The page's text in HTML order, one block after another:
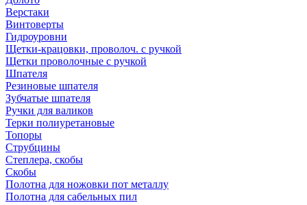
Верстаки
Винтоверты
Гидроуровни
Щетки-крацовки, проволоч. с ручкой
Щетки проволочные с ручкой
Шпателя
Резиновые шпателя
Зубчатые шпателя
Ручки для валиков
Терки полиуретановые
Топоры
Струбцины
Степлера, скобы
Скобы
Полотна для ножовки пот металлу
Полотна для сабельных пил